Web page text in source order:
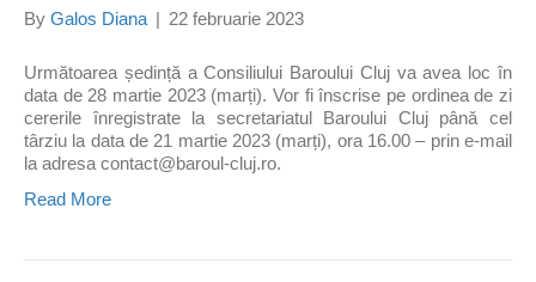
By Galos Diana | 22 februarie 2023
Următoarea ședință a Consiliului Baroului Cluj va avea loc în
data de 28 martie 2023 (marți). Vor fi înscrise pe ordinea de zi
cererile înregistrate la secretariatul Baroului Cluj până cel
târziu la data de 21 martie 2023 (marți), ora 16.00 – prin e-mail
la adresa contact@baroul-cluj.ro.
Read More